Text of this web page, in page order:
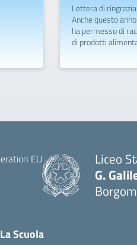
Lettera di
Anche questo
ha permesso di
di prodotti
Liceo
G.
La Scuola